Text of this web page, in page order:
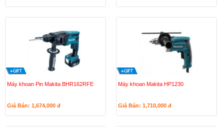
Máy khoan Pin Makita BHR162RFE
Giá Bán: 1,674,000 đ
Máy khoan Makita HP1230
Giá Bán: 1,710,000 đ